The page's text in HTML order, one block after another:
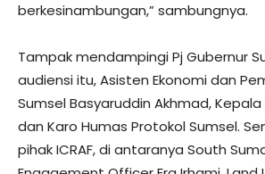
berkesinambungan,” sambungnya.
Tampak mendampingi Pj Gubernur
audiensi itu, Asisten Ekonomi dan
Sumsel Basyaruddin Akhmad,
dan Karo Humas Protokol Sumsel.
pihak ICRAF, di antaranya South